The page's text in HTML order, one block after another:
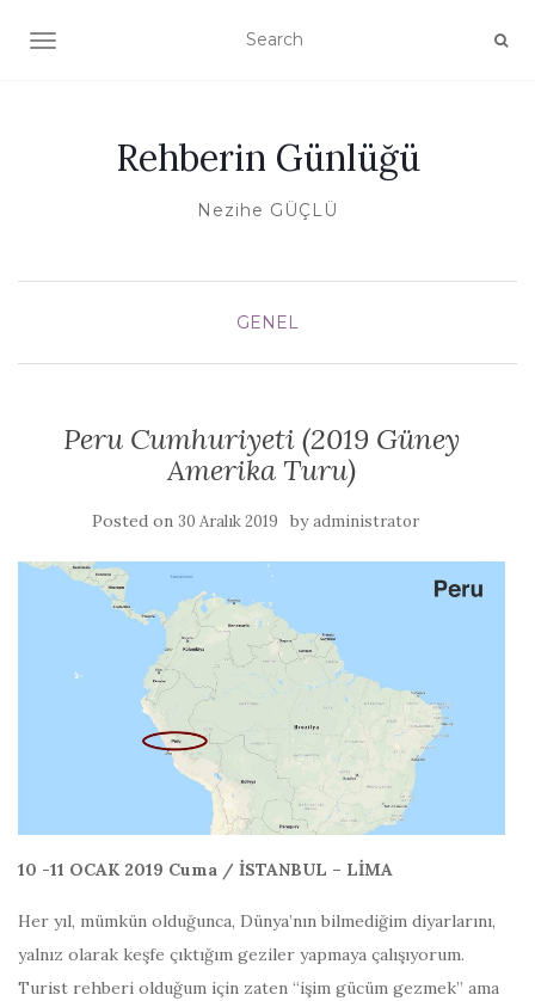
TOGGLE NAVIGATION
Rehberin Günlüğü
Nezihe GÜÇLÜ
GENEL
Peru Cumhuriyeti (2019 Güney
Amerika Turu)
Posted on 30 Aralık 2019 byadministrator
10 -11 OCAK 2019 Cuma / İSTANBUL – LİMA
Her yıl, mümkün olduğunca, Dünya’nın bilmediğim diyarlarını,
yalnız olarak keşfe çıktığım geziler yapmaya çalışıyorum.
Turist rehberi olduğum için zaten “işim gücüm gezmek” ama